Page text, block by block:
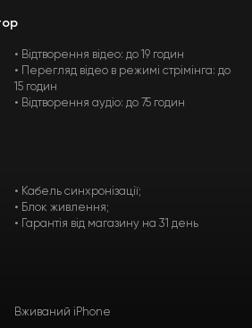
• Відтворення відео: до 19 годин
• Перегляд відео в режимі стрімінга: до
15 годин
• Відтворення аудіо: до 75 годин
• Кабель синхронізації;
• Блок живлення;
• Гарантія від магазину на 31 день
Вживаний iPhone